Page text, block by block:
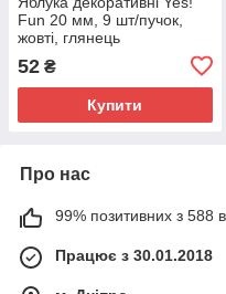
Fun 20 мм, 9 шт/пучок,
жовті, глянець
52 ₴
Купити
Про нас
99% позитивних з 588
Працює з 30.01.2018